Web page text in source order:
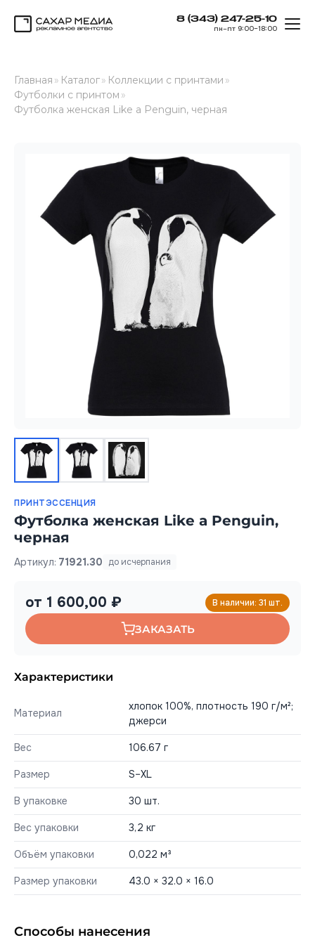
8 (343) 247-25-10
пн–пт 9:00–18:00
Главная » Каталог» Коллекции с принтами »
Футболки с принтом »
Футболка женская Like a Penguin, черная
ПРИНТЭССЕНЦИЯ
Футболка женская Like a Penguin,
черная
Артикул: 71921.30 до исчерпания
от 1 600,00 ₽ В наличии: 31 шт.
ЗАКАЗАТЬ
Характеристики
Материал
хлопок 100%, плотность 190 г/м²;
джерси
Вес 106.67 г
Размер S–XL
В упаковке 30 шт.
Вес упаковки 3,2 кг
Объём упаковки 0,022 м³
Размер упаковки 43.0 × 32.0 × 16.0
Способы нанесения